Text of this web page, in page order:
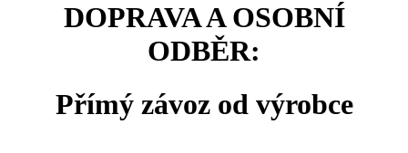
DOPRAVA A OSOBNÍ
ODBĚR:
Přímý závoz od výrobce